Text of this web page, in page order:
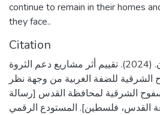
continue to remain in their homes
they face..
Citation
ابوكرش، سعود رضوان. (2024). تقييم أثر مشاريع دعم الثروة
الشرقية للضفة الغربية من وجهة نظر
الشرقية لمحافظة القدس [رسالة
القدس، فلسطين]. المستودع الرقمي